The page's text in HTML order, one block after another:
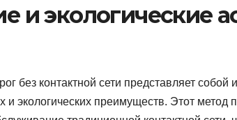
и экологические
без контактной сети представляет
и экологических преимуществ. Этот метод